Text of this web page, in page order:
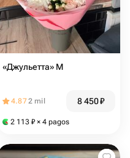
«Джульетта» М
4.872 mil 8 450₽
2 113 ₽ × 4 pagos